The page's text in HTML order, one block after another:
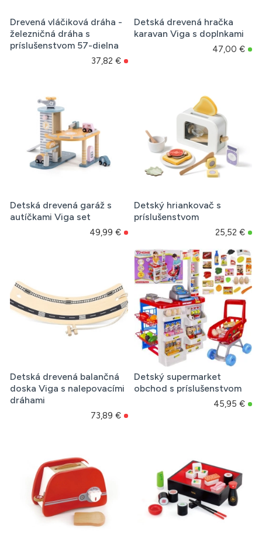
Drevená vláčiková dráha -
železničná dráha s
príslušenstvom 57-dielna
37,82 €
Detská drevená hračka
karavan Viga s doplnkami
47,00 €
Detská drevená garáž s
autíčkami Viga set
49,99 €
Detský hriankovač s
príslušenstvom
25,52 €
Detská drevená balančná
doska Viga s nalepovacími
dráhami
73,89 €
Detský supermarket
obchod s príslušenstvom
45,95 €